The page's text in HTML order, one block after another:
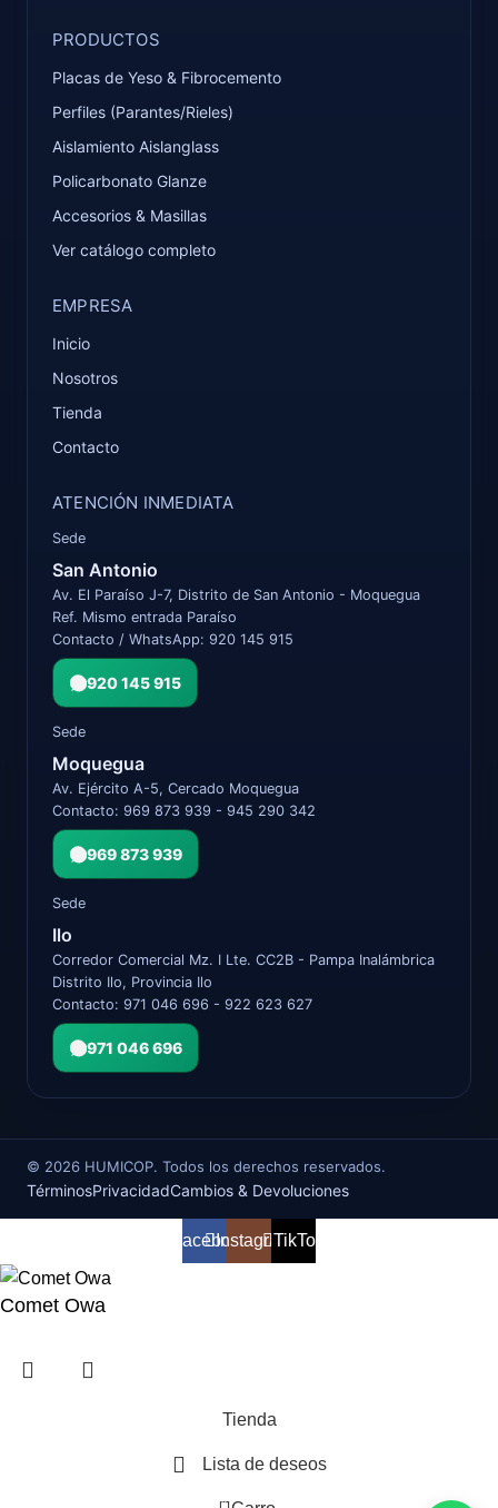
PRODUCTOS
Placas de Yeso & Fibrocemento
Perfiles (Parantes/Rieles)
Aislamiento Aislanglass
Policarbonato Glanze
Accesorios & Masillas
Ver catálogo completo
EMPRESA
Inicio
Nosotros
Tienda
Contacto
ATENCIÓN INMEDIATA
Sede
San Antonio
Av. El Paraíso J-7, Distrito de San Antonio - Moquegua
Ref. Mismo entrada Paraíso
Contacto / WhatsApp: 920 145 915
920 145 915
Sede
Moquegua
Av. Ejército A-5, Cercado Moquegua
Contacto: 969 873 939 - 945 290 342
969 873 939
Sede
Ilo
Corredor Comercial Mz. I Lte. CC2B - Pampa Inalámbrica
Distrito Ilo, Provincia Ilo
Contacto: 971 046 696 - 922 623 627
971 046 696
© 2026 HUMICOP. Todos los derechos reservados.
TérminosPrivacidadCambios & Devoluciones
FacebookInstagramTikTok
Comet Owa
Tienda
Lista de deseos
0